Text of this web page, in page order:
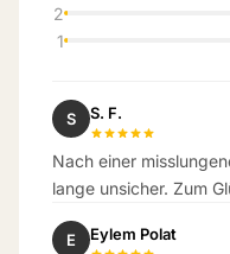
2
1
S S. F.
Nach einer
lange unsicher. Zum
Erwartungen
E Eylem Polat